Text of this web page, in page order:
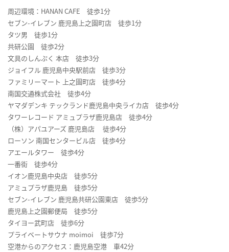
周辺環境：HANAN CAFE 徒歩1分
セブン-イレブン 鹿児島上之園町店 徒歩1分
タツ男 徒歩1分
共研公園 徒歩2分
文具のしんぷく 本店 徒歩3分
ジョイフル 鹿児島中央駅前店 徒歩3分
ファミリーマート 上之園町店 徒歩4分
南国交通株式会社 徒歩4分
ヤマダデンキ テックランド鹿児島中央ライカ店 徒歩4分
タワーレコード アミュプラザ鹿児島店 徒歩4分
（株）アパユアーズ 鹿児島店 徒歩4分
ローソン 南国センタービル店 徒歩4分
アエールタワー 徒歩4分
一番街 徒歩4分
イオン鹿児島中央店 徒歩5分
アミュプラザ鹿児島 徒歩5分
セブン-イレブン 鹿児島共研公園東店 徒歩5分
鹿児島上之園郵便局 徒歩5分
タイヨー武町店 徒歩6分
プライベートサウナ moimoi 徒歩7分
空港からのアクセス：鹿児島空港 車42分